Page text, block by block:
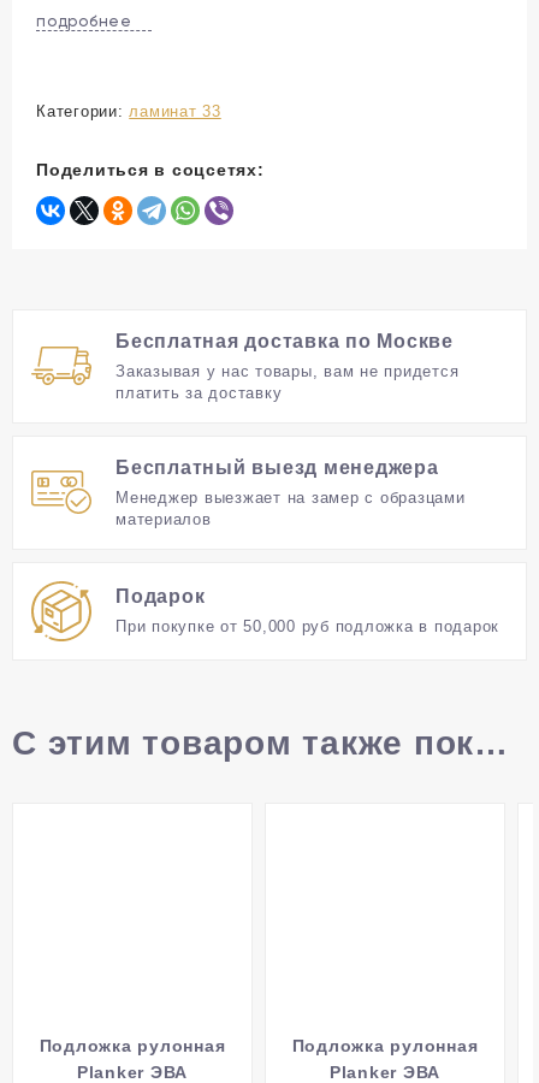
Легкая уборка.
подробнее
Категории: ламинат 33
Поделиться в соцсетях:
Бесплатная доставка по Москве
Заказывая у нас товары, вам не придется
платить за доставку
Бесплатный выезд менеджера
Менеджер выезжает на замер с образцами
материалов
Подарок
При покупке от 50,000 руб подложка в подарок
С этим товаром также покупают
Подложка рулонная
Planker ЭВА
Подложка рулонная
Planker ЭВА